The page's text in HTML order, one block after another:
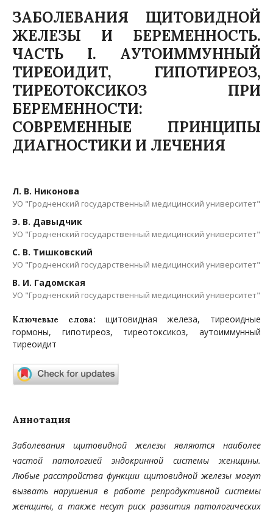
ЗАБОЛЕВАНИЯ ЩИТОВИДНОЙ
ЖЕЛЕЗЫ И БЕРЕМЕННОСТЬ.
ЧАСТЬ I. АУТОИММУННЫЙ
ТИРЕОИДИТ, ГИПОТИРЕОЗ,
ТИРЕОТОКСИКОЗ ПРИ
БЕРЕМЕННОСТИ:
СОВРЕМЕННЫЕ ПРИНЦИПЫ
ДИАГНОСТИКИ И ЛЕЧЕНИЯ
Л. В. Никонова
УО "Гродненский государственный медицинский университет"
Э. В. Давыдчик
УО "Гродненский государственный медицинский университет"
С. В. Тишковский
УО "Гродненский государственный медицинский университет"
В. И. Гадомская
УО "Гродненский государственный медицинский университет"
Ключевые слова: щитовидная железа, тиреоидные
гормоны, гипотиреоз, тиреотоксикоз, аутоиммунный
тиреоидит
Аннотация
Заболевания щитовидной железы являются наиболее
частой патологией эндокринной системы женщины.
Любые расстройства функции щитовидной железы могут
вызвать нарушения в работе репродуктивной системы
женщины, а также несут риск развития патологических